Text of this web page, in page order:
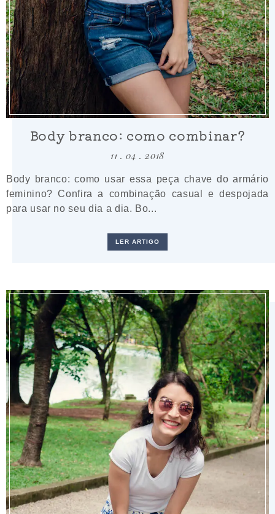
Body branco: como combinar?
11 . 04 . 2018
Body branco: como usar essa peça chave do armário
feminino? Confira a combinação casual e despojada
para usar no seu dia a dia. Bo...
LER ARTIGO